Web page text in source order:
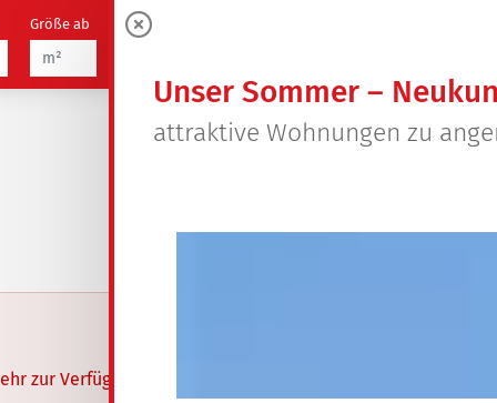
Größe ab Zimmer
zur Verfügung.
Unser Sommer –
attraktive Wohnungen zu